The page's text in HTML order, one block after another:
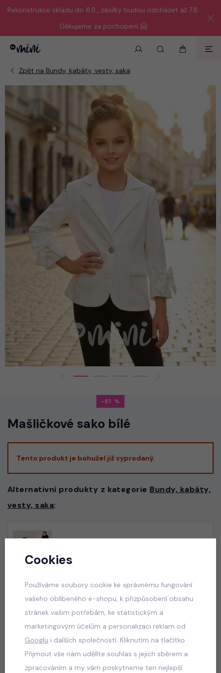
Rekonstrukce skladu do 6.8., zásilky budou odcházet až 7.8.
Děkujeme za pochopení 🤗
-87
Mašličkové sako bílé
Tento produkt je bohužel již vyprodaný.
Alternativní produkty z kategorie Bundy, kabáty,
vesty, saka:
Podzimní bunda černá
skladem
Černá long parka
skladem
490 Kč
Cookies
Používáme soubory cookie ke správnému fungování
vašeho oblíbeného e-shopu, k přizpůsobení obsahu
stránek vašim potřebám, ke statistickým a
marketingovým účelům a personalizaci reklam od
Googlu i dalších společností. Kliknutím na tlačítko
Přijmout vše nám udělíte souhlas s jejich sběrem a
zpracováním a my vám poskytneme ten nejlepší